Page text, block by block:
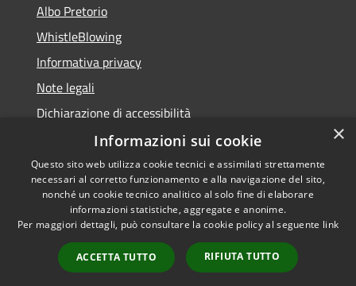
Albo Pretorio
WhistleBlowing
Informativa privacy
Note legali
Dichiarazione di accessibilità
Accessibilità
Privacy
Mappa del sito
Copyright © 2026 • Città di
Montecchio Maggiore •
Powered byMunicipium •
Accesso redazione
×
Informazioni sui cookie
Questo sito web utilizza cookie tecnici e assimilati strettamente
necessari al corretto funzionamento e alla navigazione del sito,
nonché un cookie tecnico analitico al solo fine di elaborare
informazioni statistiche, aggregate e anonime.
Per maggiori dettagli, può consultare la cookie policy al seguente link
ACCETTA TUTTO RIFIUTA TUTTO